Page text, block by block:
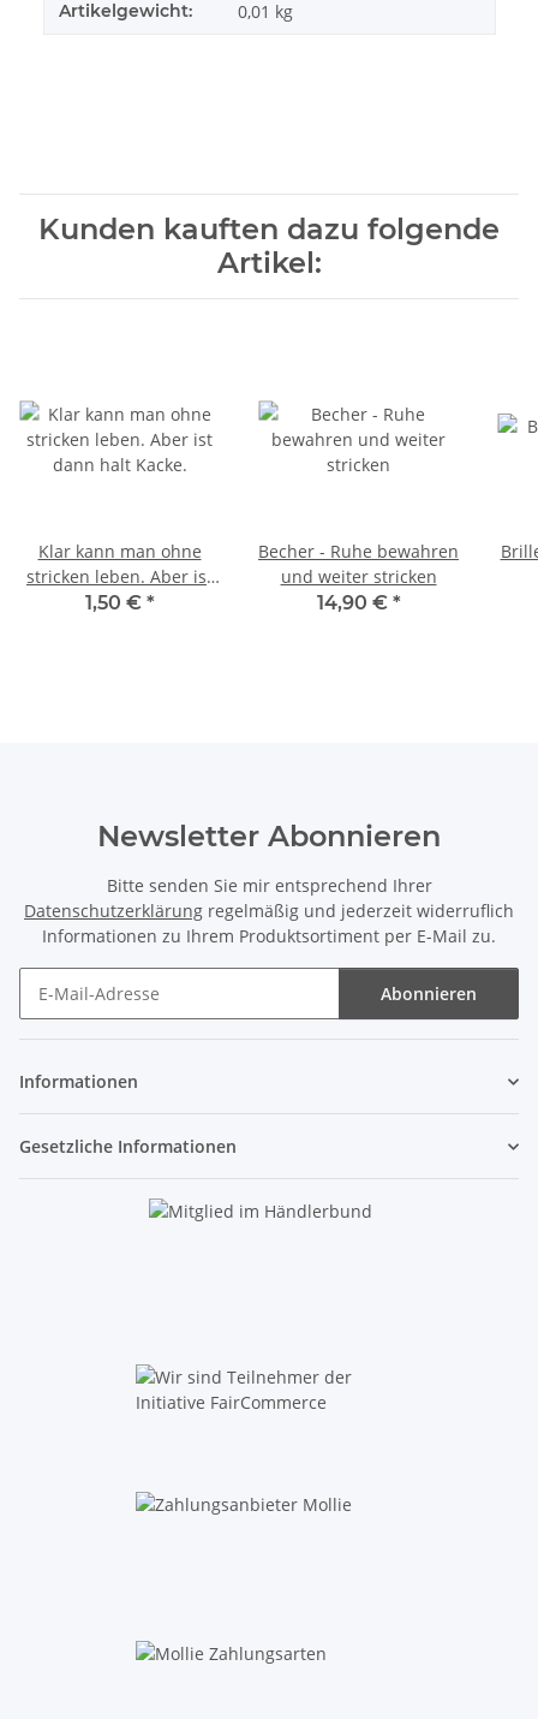
Artikelgewicht: 0,01 kg
Kunden kauften dazu folgende
Artikel:
Klar kann man ohne
stricken leben. Aber ist
dann halt Kacke.
1,50 € *
Becher - Ruhe bewahren
und weiter stricken
14,90 € *
Newsletter Abonnieren
Bitte senden Sie mir entsprechend Ihrer
Datenschutzerklärung regelmäßig und jederzeit widerruflich
Informationen zu Ihrem Produktsortiment per E-Mail zu.
Abonnieren
Informationen
Gesetzliche Informationen